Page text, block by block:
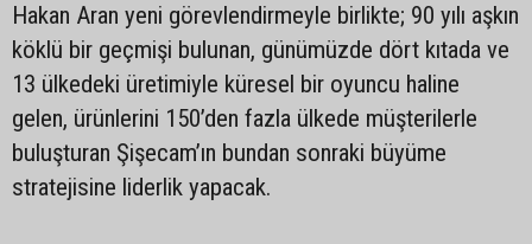
Hakan Aran yeni görevlendirmeyle birlikte; 90 yılı aşkın
köklü bir geçmişi bulunan, günümüzde dört kıtada ve
13 ülkedeki üretimiyle küresel bir oyuncu haline
gelen, ürünlerini 150’den fazla ülkede müşterilerle
buluşturan Şişecam’ın bundan sonraki büyüme
stratejisine liderlik yapacak.